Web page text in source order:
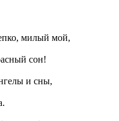
милый мой,
сон!
и сны,